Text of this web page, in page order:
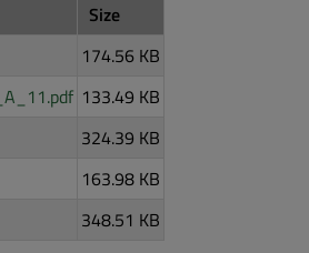
Size
174.56 KB
133.49 KB
324.39 KB
163.98 KB
348.51 KB